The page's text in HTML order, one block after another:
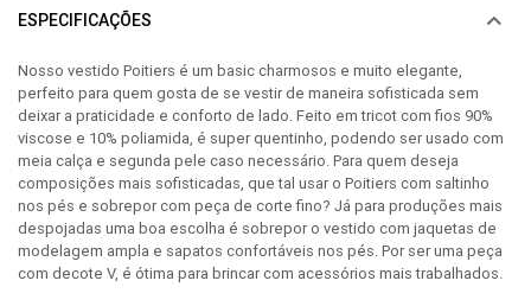
ESPECIFICAÇÕES
Nosso vestido Poitiers é um basic charmosos e muito elegante,
perfeito para quem gosta de se vestir de maneira sofisticada sem
deixar a praticidade e conforto de lado. Feito em tricot com fios 90%
viscose e 10% poliamida, é super quentinho, podendo ser usado com
meia calça e segunda pele caso necessário. Para quem deseja
composições mais sofisticadas, que tal usar o Poitiers com saltinho
nos pés e sobrepor com peça de corte fino? Já para produções mais
despojadas uma boa escolha é sobrepor o vestido com jaquetas de
modelagem ampla e sapatos confortáveis nos pés. Por ser uma peça
com decote V, é ótima para brincar com acessórios mais trabalhados.